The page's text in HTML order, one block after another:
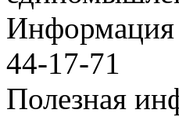
Информация
44-17-71
Полезная